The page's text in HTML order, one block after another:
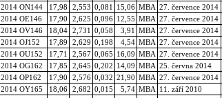
2014 ON144 17,98 2,553 0,081 15,06 MBA 27. července 2014
2014 OE146 17,90 2,625 0,096 12,55 MBA 27. července 2014
2014 OV146 18,04 2,731 0,058 3,91 MBA 27. července 2014
2014 OJ152 17,89 2,629 0,198 4,54 MBA 27. července 2014
2014 OU152 17,71 2,567 0,065 16,09 MBA 27. července 2014
2014 OG162 17,85 2,645 0,202 14,09 MBA 25. června 2014
2014 OP162 17,90 2,576 0,032 21,90 MBA 27. července 2014
2014 OY165 18,06 2,682 0,015 5,74 MBA 11. září 2010